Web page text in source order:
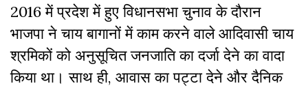
2016 में प्रदेश में हुए विधानसभा चुनाव के दौरान
भाजपा ने चाय बागानों में काम करने वाले आदिवासी चाय
श्रमिकों को अनुसूचित जनजाति का दर्जा देने का वादा
किया था। साथ ही, आवास का पट्टा देने और दैनिक